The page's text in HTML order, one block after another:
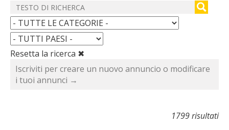
Resetta la ricerca ✖
Iscriviti per creare un nuovo annuncio o modificare
i tuoi annunci →
1799 risultati